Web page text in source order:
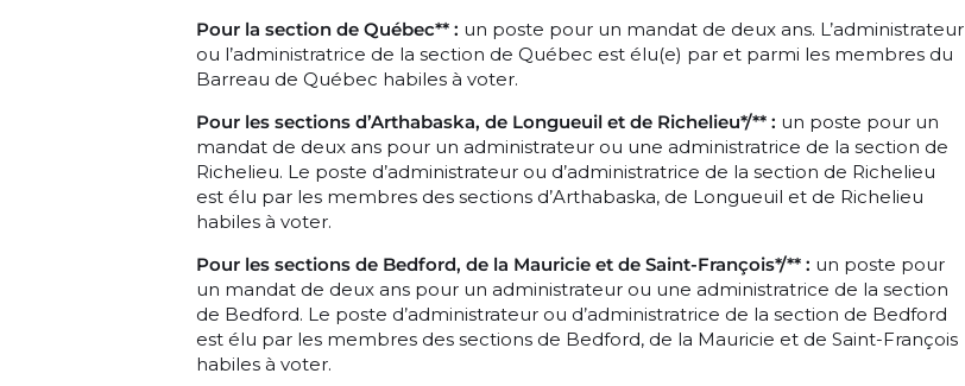
Pour la section de Québec** : un poste pour un mandat de deux ans. L’administrateur
ou l’administratrice de la section de Québec est élu(e) par et parmi les membres du
Barreau de Québec habiles à voter.
Pour les sections d’Arthabaska, de Longueuil et de Richelieu*/** : un poste pour un
mandat de deux ans pour un administrateur ou une administratrice de la section de
Richelieu. Le poste d’administrateur ou d’administratrice de la section de Richelieu
est élu par les membres des sections d’Arthabaska, de Longueuil et de Richelieu
habiles à voter.
Pour les sections de Bedford, de la Mauricie et de Saint-François*/** : un poste pour
un mandat de deux ans pour un administrateur ou une administratrice de la section
de Bedford. Le poste d’administrateur ou d’administratrice de la section de Bedford
est élu par les membres des sections de Bedford, de la Mauricie et de Saint-François
habiles à voter.